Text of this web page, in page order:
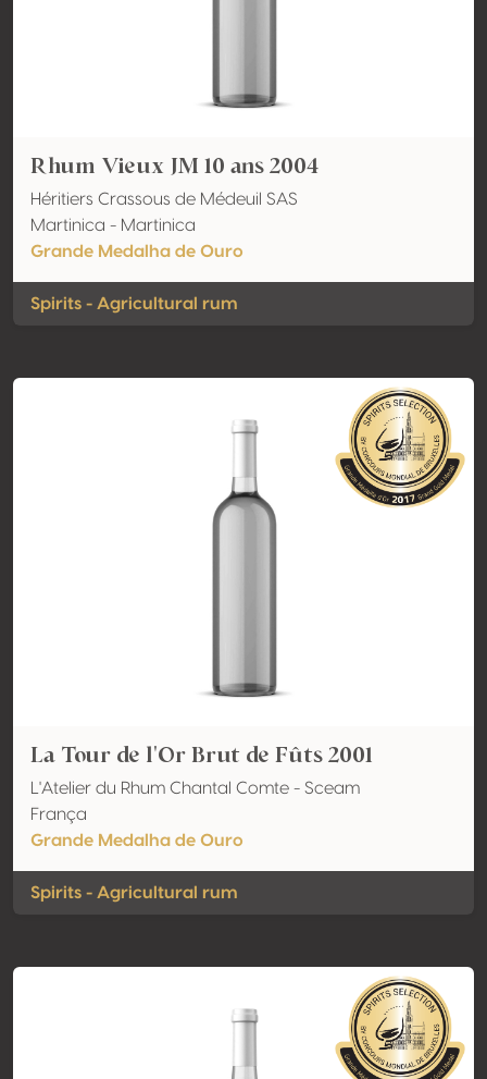
Rhum Vieux JM 10 ans 2004
Héritiers Crassous de Médeuil SAS
Martinica - Martinica
Grande Medalha de Ouro
Spirits - Agricultural rum
La Tour de l'Or Brut de Fûts 2001
L'Atelier du Rhum Chantal Comte - Sceam
França
Grande Medalha de Ouro
Spirits - Agricultural rum